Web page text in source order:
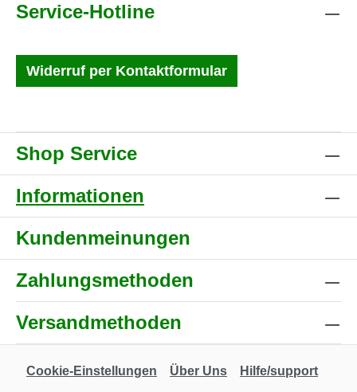
Service-Hotline
Widerruf per Kontaktformular
Shop Service
Informationen
Kundenmeinungen
Zahlungsmethoden
Versandmethoden
Cookie-Einstellungen Über Uns
Hilfe/support